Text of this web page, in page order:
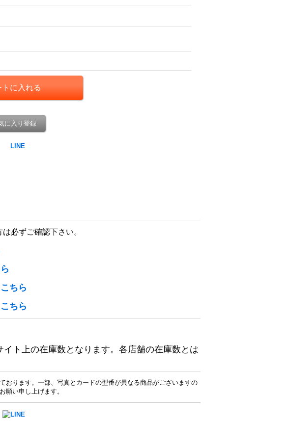
に入り登録
必ずご確認下さい。
こちら
こちら
ト上の在庫数となります。各店舗の在庫数とは
ります。一部、写真とカードの型番が異なる商品がございますの
願い申し上げます。